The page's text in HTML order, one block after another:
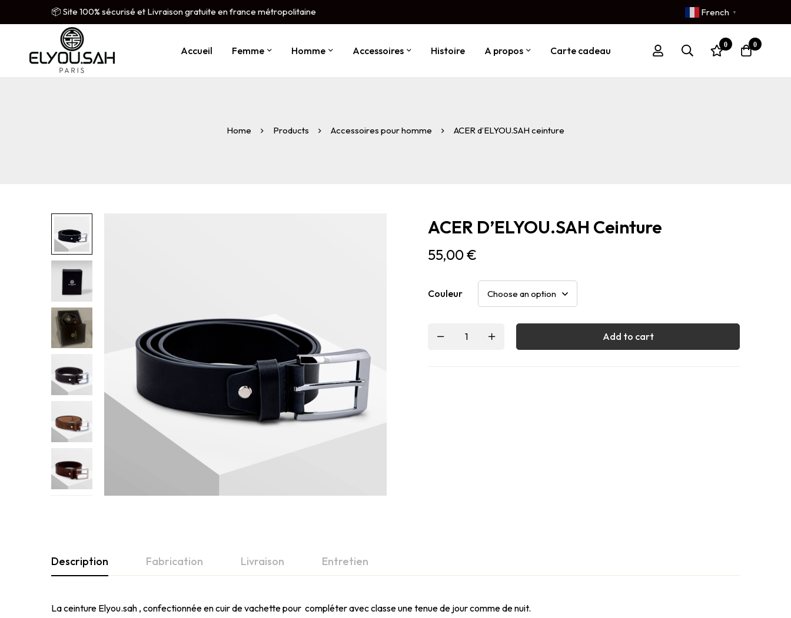
📦 Site 100% sécurisé et Livraison gratuite en france métropolitaine French ▼
Accueil Femme Homme Accessoires Histoire A propos Carte cadeau
0 0
Home Products Accessoires pour homme ACER d’ELYOU.SAH ceinture
ACER D’ELYOU.SAH Ceinture
55,00€
Couleur
Add to cart
Description Fabrication Livraison Entretien
La ceinture Elyou.sah , confectionnée en cuir de vachette pour compléter avec classe une tenue de jour comme de nuit.